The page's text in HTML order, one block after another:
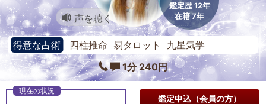
鑑定歴 12年
在籍 7年
声を聴く
得意な占術
四柱推命 易タロット 九星気学
1分 240円
鑑定申込（会員の方）